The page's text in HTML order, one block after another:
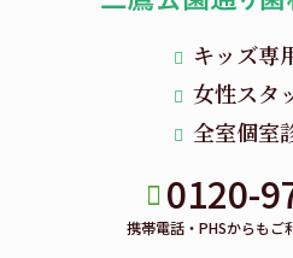
キッズ専
女性スタ
全室個室
0120-
携帯電話・PHSからもご